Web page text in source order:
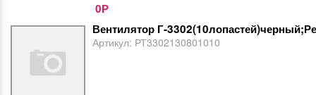
0Р
Вентилятор Г-
Артикул: РТ3302130801010